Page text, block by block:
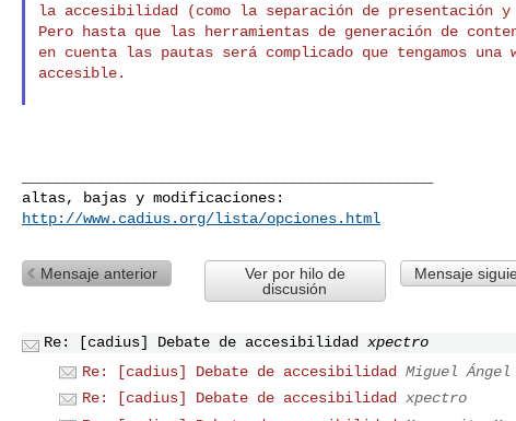
la accesibilidad (como la separación de presentación y
Pero hasta que las herramientas de generación de
en cuenta las pautas será complicado que tengamos una
accesible.
http://www.cadius.org/lista/opciones.html
Mensaje anterior
Ver por hilo de
discusión
Mensaje
Re: [cadius] Debate de accesibilidad
xpectro
Re: [cadius] Debate de accesibilidad
Miguel Ángel
Re: [cadius] Debate de accesibilidad xpectro